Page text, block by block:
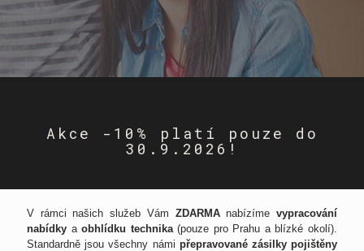
Akce -10% platí pouze do
30.9.2026!
V rámci našich služeb Vám ZDARMAnabízímevypracování
nabídky aobhlídku technika(pouze pro Prahu a blízké okolí).
Standardně jsou všechny námi přepravované zásilky pojištěny